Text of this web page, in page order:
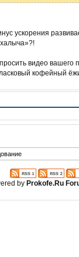
ускорения
видео вашего
кофейный
byProkofe.Ru